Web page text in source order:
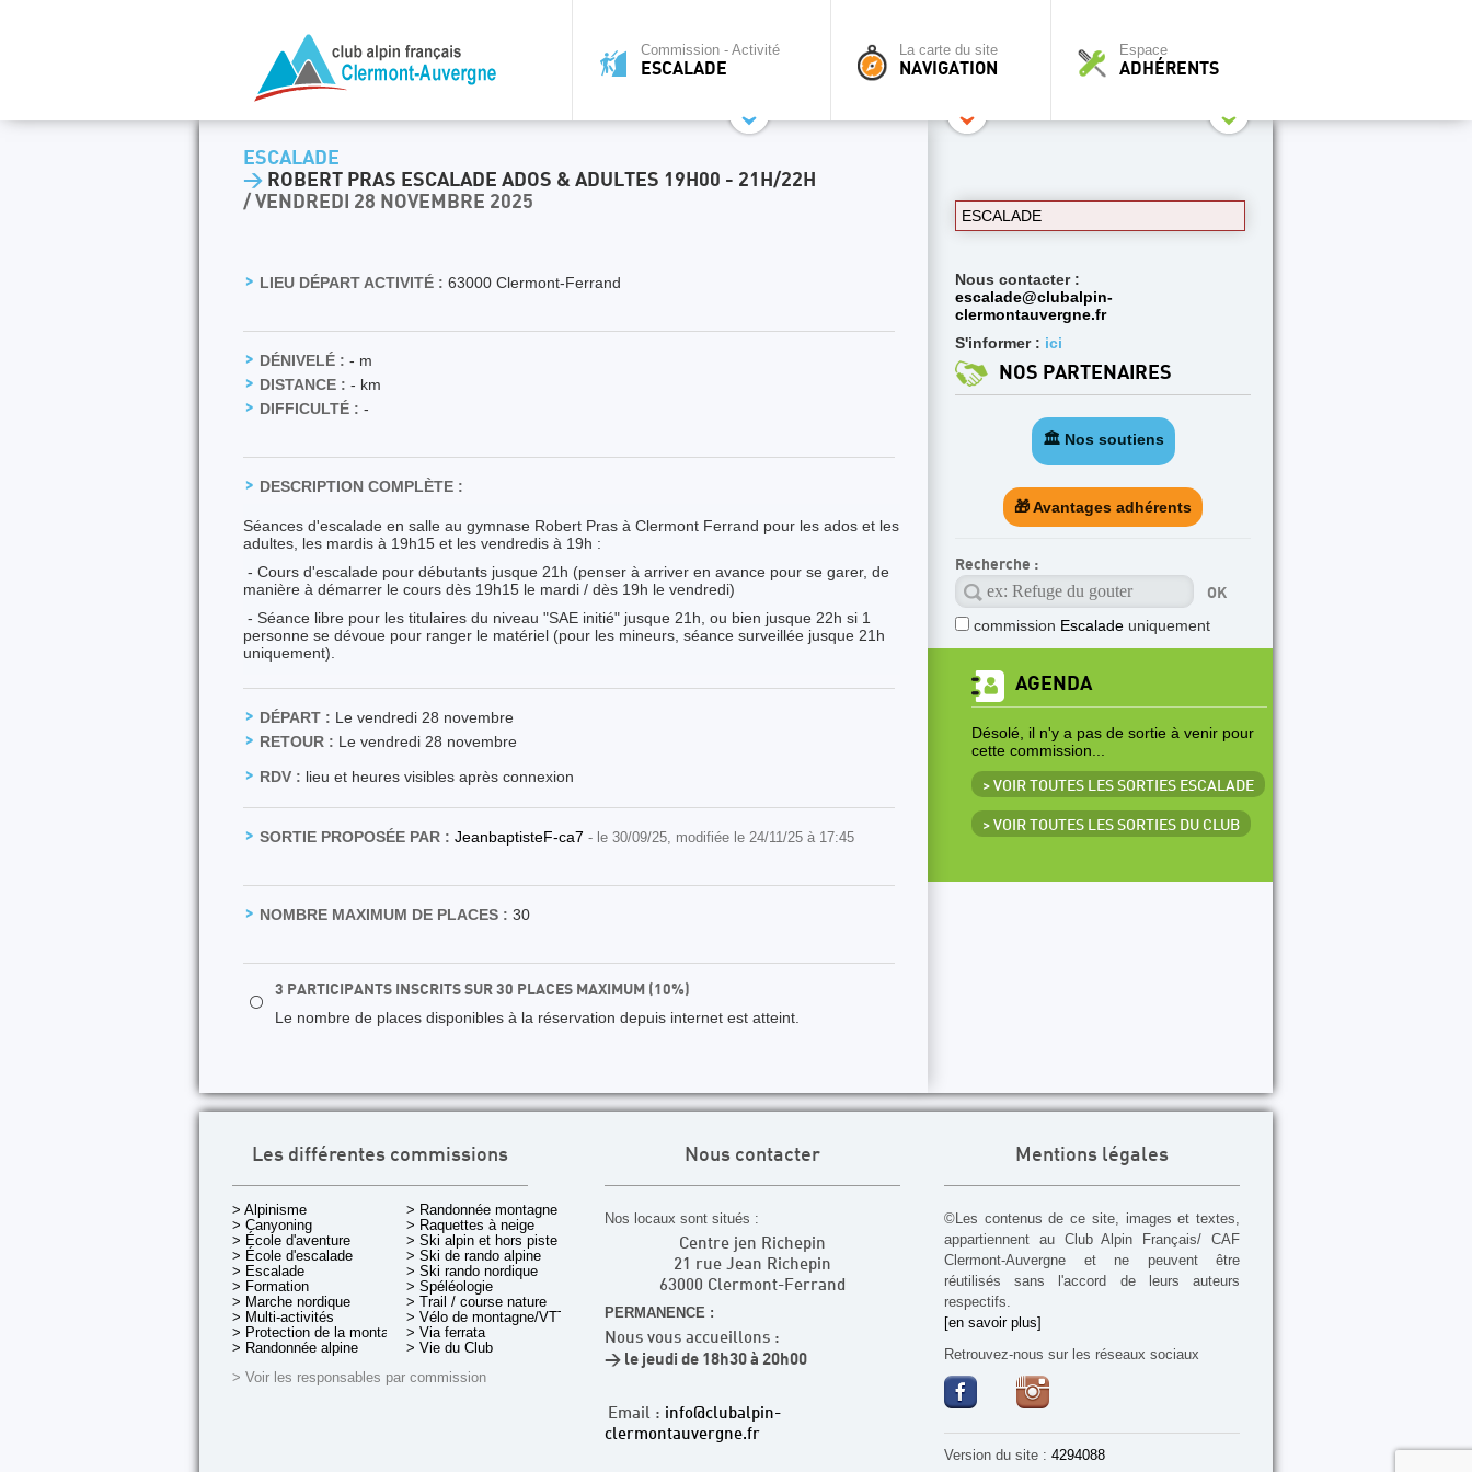
Commission - Activité
ESCALADE
La carte du site
NAVIGATION
Espace
ADHÉRENTS
ESCALADE
> ROBERT PRAS ESCALADE ADOS & ADULTES 19H00 - 21H/22H
/ VENDREDI 28 NOVEMBRE 2025
LIEU DÉPART ACTIVITÉ : 63000 Clermont-Ferrand
DÉNIVELÉ : - m
DISTANCE : - km
DIFFICULTÉ : -
DESCRIPTION COMPLÈTE :
Séances d'escalade en salle au gymnase Robert Pras à Clermont Ferrand pour les ados et les
adultes, les mardis à 19h15 et les vendredis à 19h :
- Cours d'escalade pour débutants jusque 21h (penser à arriver en avance pour se garer, de
manière à démarrer le cours dès 19h15 le mardi / dès 19h le vendredi)
- Séance libre pour les titulaires du niveau "SAE initié" jusque 21h, ou bien jusque 22h si 1
personne se dévoue pour ranger le matériel (pour les mineurs, séance surveillée jusque 21h
uniquement).
DÉPART : Le vendredi 28 novembre
RETOUR : Le vendredi 28 novembre
RDV : lieu et heures visibles après connexion
SORTIE PROPOSÉE PAR : JeanbaptisteF-ca7 - le 30/09/25, modifiée le 24/11/25 à 17:45
NOMBRE MAXIMUM DE PLACES : 30
⚪
3 PARTICIPANTS INSCRITS SUR 30 PLACES MAXIMUM (10%)
Le nombre de places disponibles à la réservation depuis internet est atteint.
ESCALADE
Nous contacter :
escalade@clubalpin-
clermontauvergne.fr
S'informer : ici
NOS PARTENAIRES
🏛️ Nos soutiens
🎁 Avantages adhérents
Recherche :
commission Escalade uniquement
AGENDA
Désolé, il n'y a pas de sortie à venir pour
cette commission...
> VOIR TOUTES LES SORTIES ESCALADE
> VOIR TOUTES LES SORTIES DU CLUB
Les différentes commissions
> Alpinisme
> Canyoning
> École d'aventure
> École d'escalade
> Escalade
> Formation
> Marche nordique
> Multi-activités
> Protection de la montagne
> Randonnée alpine
> Randonnée montagne
> Raquettes à neige
> Ski alpin et hors piste
> Ski de rando alpine
> Ski rando nordique
> Spéléologie
> Trail / course nature
> Vélo de montagne/VTT
> Via ferrata
> Vie du Club
> Voir les responsables par commission
Nous contacter
Nos locaux sont situés :
Centre jen Richepin
21 rue Jean Richepin
63000 Clermont-Ferrand
PERMANENCE :
Nous vous accueillons :
> le jeudi de 18h30 à 20h00
Email : info@clubalpin-
clermontauvergne.fr
Mentions légales
©Les contenus de ce site, images et textes,
appartiennent au Club Alpin Français/ CAF
Clermont-Auvergne et ne peuvent être
réutilisés sans l'accord de leurs auteurs
respectifs.
[en savoir plus]
Retrouvez-nous sur les réseaux sociaux
Version du site : 4294088